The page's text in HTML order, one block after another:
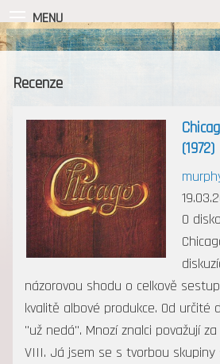
MENU
Recenze
(1972)
O
názorovou shodu o celkově
kvalitě albové produkce. Od určité
"už nedá". Mnozí znalci považují
VIII. Já jsem se s tvorbou skupiny